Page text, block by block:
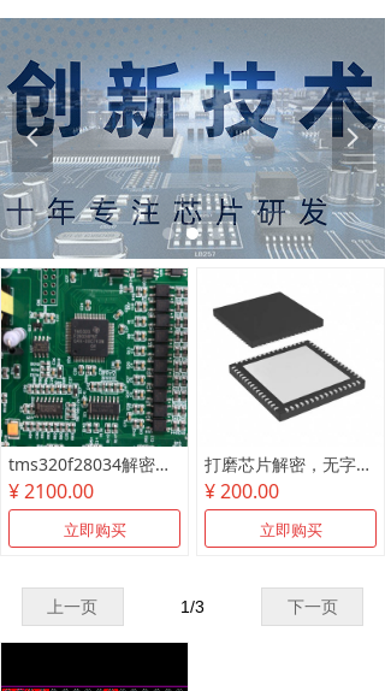
넳 넲
tms320f28034解密尾款
¥ 2100.00
立即购买
打磨芯片解密，无字芯片破解
¥ 200.00
立即购买
上一页 下一页
1/3